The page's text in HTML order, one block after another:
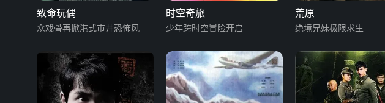
致命玩偶
众戏骨再掀港式市井恐怖风
时空奇旅
少年跨时空冒险开启
荒原
绝境兄妹极限求生